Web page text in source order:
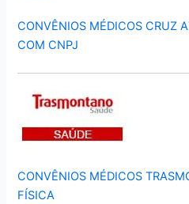
CONVÊNIOS MÉDICOS CRUZ
COM CNPJ
CONVÊNIOS MÉDICOS
FÍSICA